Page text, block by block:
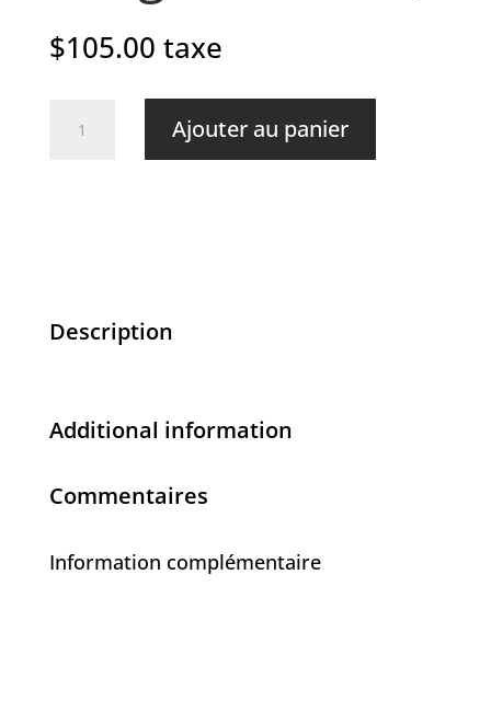
$105.00 taxe
Ajouter au panier
Description
Additional information
Commentaires
Information complémentaire